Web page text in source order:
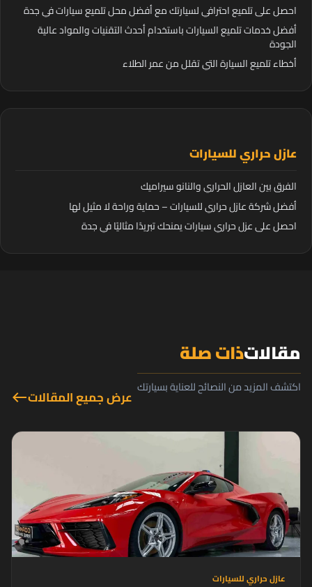
احصل على تلميع احترافي لسيارتك مع أفضل محل تلميع سيارات في جدة
أفضل خدمات تلميع السيارات باستخدام أحدث التقنيات والمواد عالية
الجودة
أخطاء تلميع السيارة التي تقلل من عمر الطلاء
عازل حراري للسيارات
الفرق بين العازل الحراري والنانو سيراميك
أفضل شركة عازل حراري للسيارات – حماية وراحة لا مثيل لها
احصل على عزل حراري سيارات يمنحك تبريدًا مثاليًا في جدة
مقالاتذات صلة
اكتشف المزيد من النصائح للعناية بسيارتك عرض جميع المقالاتwest
عازل حراري للسيارات